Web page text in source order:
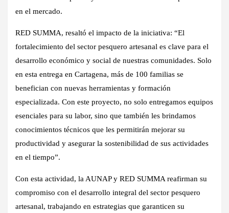
en el mercado.
RED SUMMA, resaltó el impacto de la iniciativa: “El
fortalecimiento del sector pesquero artesanal es clave para el
desarrollo económico y social de nuestras comunidades. Solo
en esta entrega en Cartagena, más de 100 familias se
benefician con nuevas herramientas y formación
especializada. Con este proyecto, no solo entregamos equipos
esenciales para su labor, sino que también les brindamos
conocimientos técnicos que les permitirán mejorar su
productividad y asegurar la sostenibilidad de sus actividades
en el tiempo”.
Con esta actividad, la AUNAP y RED SUMMA reafirman su
compromiso con el desarrollo integral del sector pesquero
artesanal, trabajando en estrategias que garanticen su